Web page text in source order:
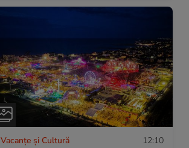
Vacanțe și Cultură 12:10